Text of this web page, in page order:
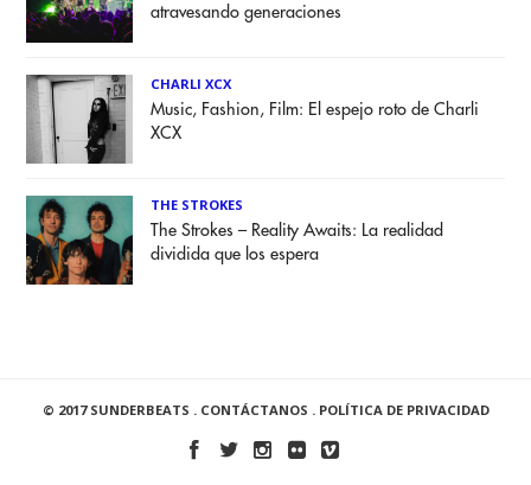
atravesando generaciones
CHARLI XCX
Music, Fashion, Film: El espejo roto de Charli
XCX
THE STROKES
The Strokes – Reality Awaits: La realidad
dividida que los espera
© 2017 SUNDERBEATS . CONTÁCTANOS . POLÍTICA DE PRIVACIDAD